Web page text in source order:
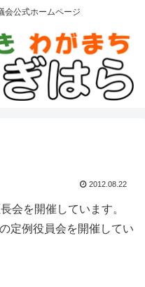
会公式ホームページ
2012.08.22
会を開催しています。
定例役員会を開催してい